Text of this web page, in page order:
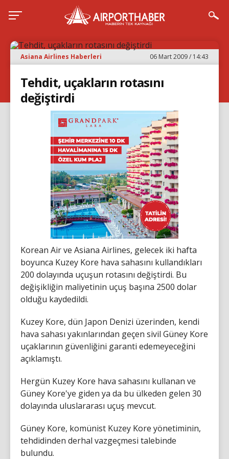
Asiana Airlines Haberleri 06 Mart 2009 / 14:43
Tehdit, uçakların rotasını
değiştirdi
Korean Air ve Asiana Airlines, gelecek iki hafta
boyunca Kuzey Kore hava sahasını kullandıkları
200 dolayında uçuşun rotasını değiştirdi. Bu
değişikliğin maliyetinin uçuş başına 2500 dolar
olduğu kaydedildi.
Kuzey Kore, dün Japon Denizi üzerinden, kendi
hava sahası yakınlarından geçen sivil Güney Kore
uçaklarının güvenliğini garanti edemeyeceğini
açıklamıştı.
Hergün Kuzey Kore hava sahasını kullanan ve
Güney Kore'ye giden ya da bu ülkeden gelen 30
dolayında uluslararası uçuş mevcut.
Güney Kore, komünist Kuzey Kore yönetiminin,
tehdidinden derhal vazgeçmesi talebinde
bulundu.